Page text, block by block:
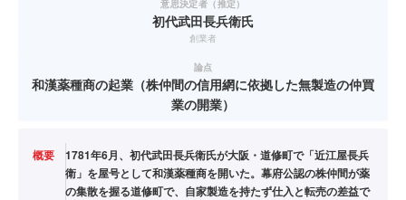
意思決定者（推定）
初代武田長兵衛氏
創業者
論点
和漢薬種商の起業（株仲間の信用網に依拠した無製造の仲買
業の開業）
概要
1781年6月、初代武田長兵衛氏が大阪・道修町で「近江屋長兵
衛」を屋号として和漢薬種商を開いた。幕府公認の株仲間が薬
の集散を握る道修町で、自家製造を持たず仕入と転売の差益で